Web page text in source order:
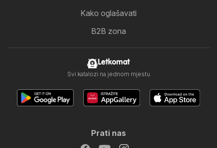
Kako oglašavati
B2B zona
Letkomat
Svi katalozi na jednom mjestu
Prati nas